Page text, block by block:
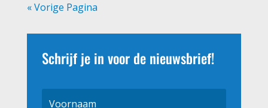
« Vorige Pagina
Schrijf je in voor de nieuwsbrief!